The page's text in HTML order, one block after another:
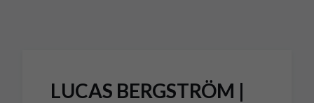
LUCAS BERGSTRÖM |